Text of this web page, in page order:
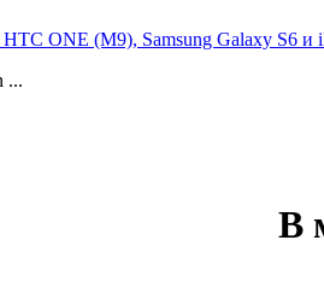
ONE (M9), Samsung Galaxy S6 и
...
В